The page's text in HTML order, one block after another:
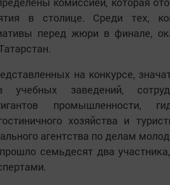
в столице. Среди тех,
перед жюри в финале,
на конкурсе,
учебных заведений,
промышленности,
хозяйства и
агентства по делам
семьдесят два